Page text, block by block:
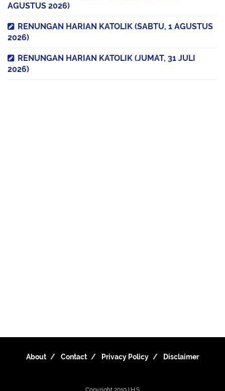
AGUSTUS 2026)
RENUNGAN HARIAN KATOLIK (SABTU, 1 AGUSTUS
2026)
RENUNGAN HARIAN KATOLIK (JUMAT, 31 JULI
2026)
About Contact Privacy Policy Disclaimer